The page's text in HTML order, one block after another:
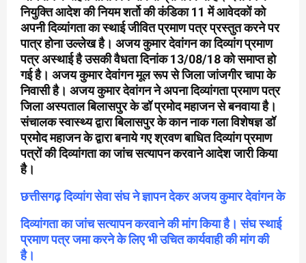
नियुक्ति आदेश की नियम शर्तो की कंडिका 11 में आवेदकों को
अपनी दिव्यांगता का स्थाई जीवित प्रमाण पत्र प्रस्तुत करने पर
पात्र होना उल्लेख है। अजय कुमार देवांगन का दिव्यांग प्रमाण
पत्र अस्थाई है उसकी वैधता दिनांक 13/08/18 को समाप्त हो
गई है। अजय कुमार देवांगन मूल रूप से जिला जांजगीर चापा के
निवासी है। अजय कुमार देवांगन ने अपना दिव्यांगता प्रमाण पत्र
जिला अस्पताल बिलासपुर के डॉ प्रमोद महाजन से बनवाया है।
संचालक स्वास्थ्य द्वारा बिलासपुर के कान नाक गला विशेषज्ञ डॉ
प्रमोद महाजन के द्वारा बनाये गए श्रवण बाधित दिव्यांग प्रमाण
पत्रों की दिव्यांगता का जांच सत्यापन करवाने आदेश जारी किया
है।
छत्तीसगढ़ दिव्यांग सेवा संघ ने ज्ञापन देकर अजय कुमार देवांगन के
दिव्यांगता का जांच सत्यापन करवाने की मांग किया है। संघ स्थाई
प्रमाण पत्र जमा करने के लिए भी उचित कार्यवाही की मांग की
है।